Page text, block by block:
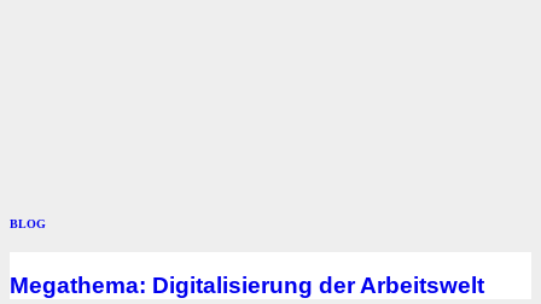
BLOG
Megathema: Digitalisierung der Arbeitswelt